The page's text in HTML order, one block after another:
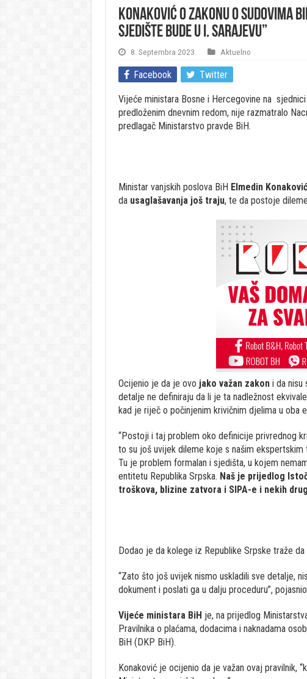
Konaković o zakonu o sudovima
sjedište bude u I. Sarajevu”
8. Septembra 2023. Aktuelno
Facebook Twitter
Vijeće ministara Bosne i Hercegovine na
predloženim dnevnim redom, nije razmatralo
predlagač Ministarstvo pravde BiH.
Ministar vanjskih poslova BiH Elmedin Konaković
da usaglašavanja još traju, te da postoje
Ocijenio je da je ovo jako važan zakoni da nisu
detalje ne definiraju da li je ta nadležnost
kad je riječ o počinjenim krivičnim djelima u oba
“Postoji i taj problem oko definicije privrednog
to su još uvijek dileme koje s našim
Tu je problem formalan i sjedišta, u kojem
entitetu Republika Srpska. Naš je prijedlog
troškova, blizine zatvora i SIPA-e i nekih
Dodao je da kolege iz Republike Srpske traže
“Zato što još uvijek nismo uskladili sve detalje,
dokument i poslati ga u dalju proceduru”,
Vijeće ministara BiH je, na prijedlog
Pravilnika o plaćama, dodacima i naknadama
BiH (DKP BiH).
Konaković je ocijenio da je važan ovaj pravilnik,